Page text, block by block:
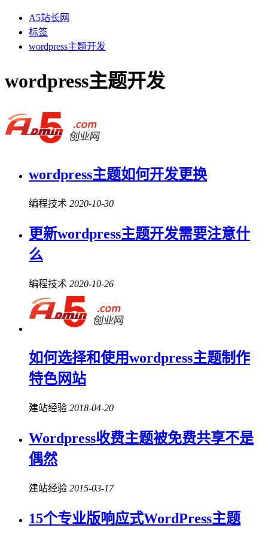
A5站长网
标签
wordpress主题开发
wordpress主题开发
wordpress主题如何开发更换
编程技术 2020-10-30
更新wordpress主题开发需要注意什
么
编程技术 2020-10-26
如何选择和使用wordpress主题制作
特色网站
建站经验 2018-04-20
Wordpress收费主题被免费共享不是
偶然
建站经验 2015-03-17
15个专业版响应式WordPress主题